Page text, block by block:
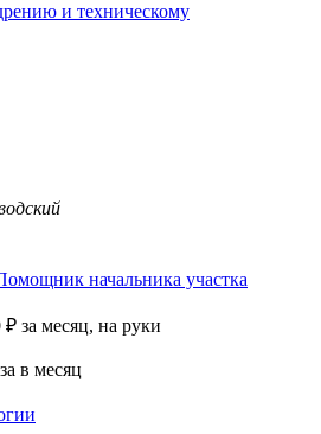
и техническому
начальника участка
₽ за месяц, на руки
в месяц